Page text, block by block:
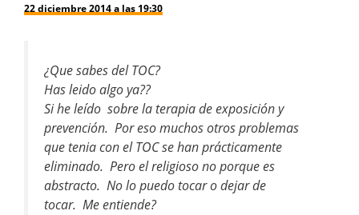
22 diciembre 2014 a las 19:30
¿Que sabes del TOC?
Has leido algo ya??
Si he leído sobre la terapia de exposición y
prevención. Por eso muchos otros problemas
que tenia con el TOC se han prácticamente
eliminado. Pero el religioso no porque es
abstracto. No lo puedo tocar o dejar de
tocar. Me entiende?